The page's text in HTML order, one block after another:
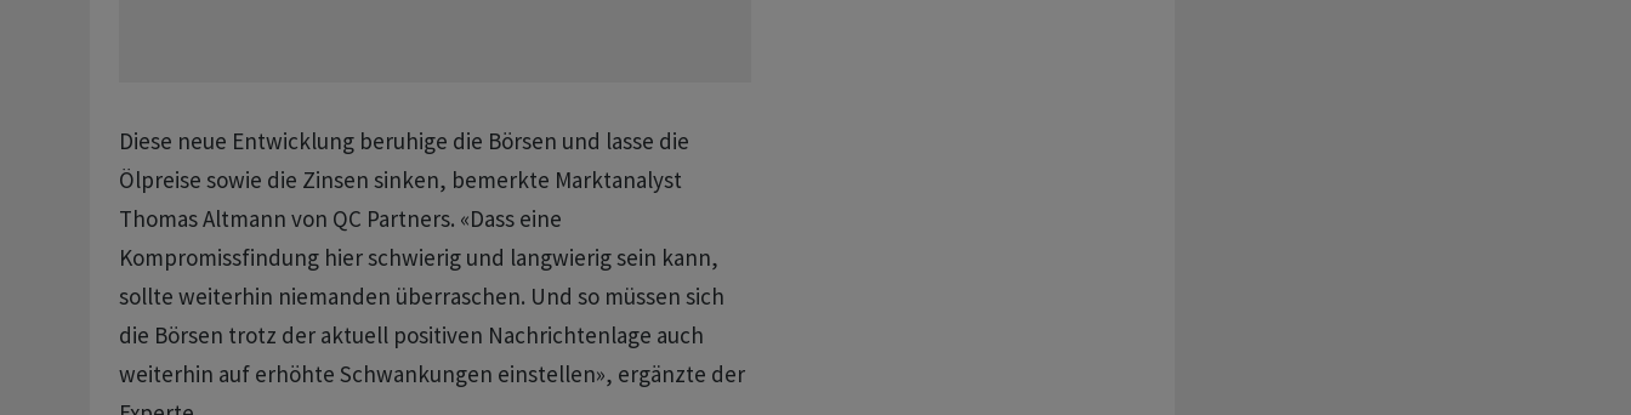
Diese neue Entwicklung beruhige die Börsen und lasse die
Ölpreise sowie die Zinsen sinken, bemerkte Marktanalyst
Thomas Altmann von QC Partners. «Dass eine
Kompromissfindung hier schwierig und langwierig sein kann,
sollte weiterhin niemanden überraschen. Und so müssen sich
die Börsen trotz der aktuell positiven Nachrichtenlage auch
weiterhin auf erhöhte Schwankungen einstellen», ergänzte der